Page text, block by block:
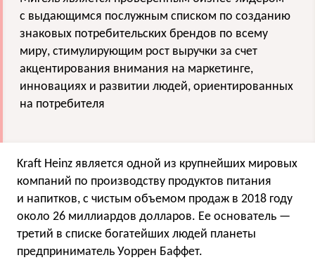
с выдающимся послужным списком по созданию
знаковых потребительских брендов по всему
миру, стимулирующим рост выручки за счет
акцентирования внимания на маркетинге,
инновациях и развитии людей, ориентированных
на потребителя
Kraft Heinz является одной из крупнейших мировых
компаний по производству продуктов питания
и напитков, с чистым объемом продаж в 2018 году
около 26 миллиардов долларов. Ее основатель —
третий в списке богатейших людей планеты
предприниматель Уоррен Баффет.